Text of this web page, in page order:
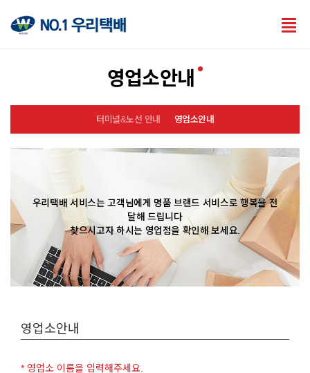
영업소안내
터미널&노선 안내 영업소안내
우리택배 서비스는 고객님에게 명품 브랜드 서비스로 행복을 전
달해 드립니다
찾으시고자 하시는 영업점을 확인해 보세요.
영업소안내
* 영업소 이름을 입력해주세요.